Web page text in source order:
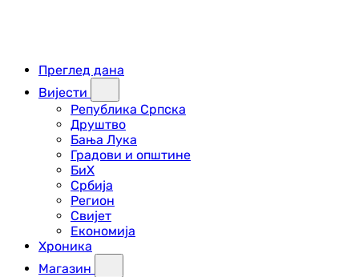
Преглед дана
Вијести
Република Српска
Друштво
Бања Лука
Градови и општине
БиХ
Србија
Регион
Свијет
Економија
Хроника
Магазин